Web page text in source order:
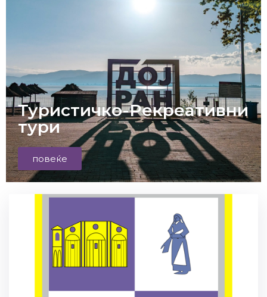
Туристичко-Рекреативни
тури
повеќе